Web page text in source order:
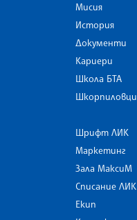
Мисия
История
Документи
Кариери
Школа БТА
Шкорпиловци
Шрифт ЛИК
Маркетинг
Зала МаксиМ
Списание ЛИК
Екип